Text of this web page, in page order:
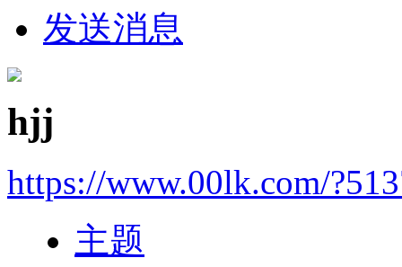
发送消息
hjj
https://www.00lk.com/
主题